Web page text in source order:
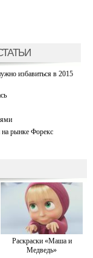
избавиться в 2015
рынке Форекс
Раскраски «Маша и
Медведь»